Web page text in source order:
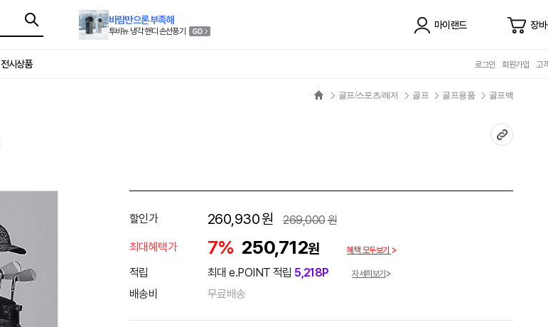
바람만으론 부족해
투비뉴 냉각 핸디 손선풍기
마이랜드 장
전시상품 로그인 회원가입 고
골프/스포츠/레저 골프 골프용품 골프백
할인가 260,930원 269,000원
최대혜택가
7% 250,712원 혜택 모두보기
적립 최대 e.POINT 적립 5,218P 자세히보기
배송비 무료배송